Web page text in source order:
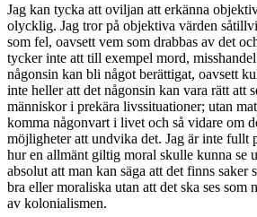
Jag kan tycka att oviljan att erkänna
olycklig. Jag tror på objektiva värden
som fel, oavsett vem som drabbas av det
tycker inte att till exempel mord,
någonsin kan bli något berättigat, oavsett
inte heller att det någonsin kan vara rätt att
människor i prekära livssituationer; utan
komma någonvart i livet och så vidare om
möjligheter att undvika det. Jag är inte fullt
hur en allmänt giltig moral skulle kunna se
absolut att man kan säga att det finns saker
bra eller moraliska utan att det ska ses som
av kolonialismen.